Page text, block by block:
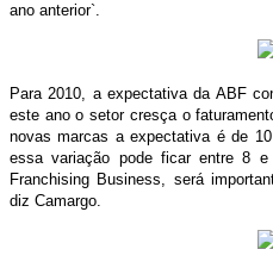
ano anterior`.
Para 2010, a expectativa da ABF
este ano o setor cresça o
novas marcas a expectativa é de
essa variação pode ficar entre 8
Franchising Business, será
diz Camargo.